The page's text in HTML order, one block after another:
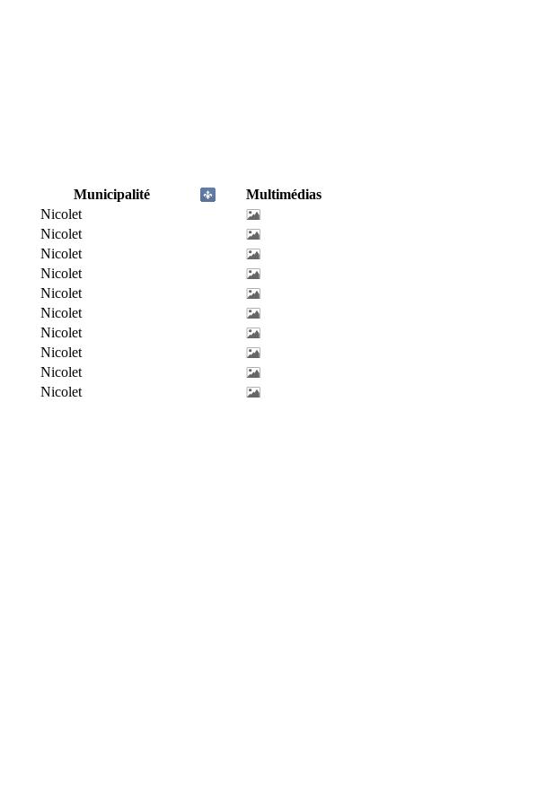
Municipalité
Multimédias
Nicolet
Nicolet
Nicolet
Nicolet
Nicolet
Nicolet
Nicolet
Nicolet
Nicolet
Nicolet